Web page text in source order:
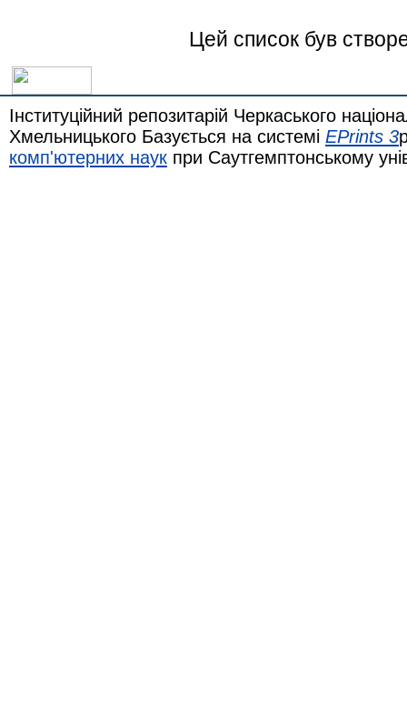
Цей список був
Інституційний репозитарій Черкаського
Хмельницького Базується на системі EPrints 3
комп'ютерних наук при Саутгемптонському